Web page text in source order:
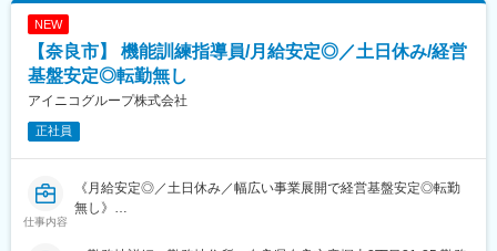
NEW
【奈良市】 機能訓練指導員/月給安定◎／土日休み/経営
基盤安定◎転勤無し
アイニコグループ株式会社
正社員
仕事内容
《月給安定◎／土日休み／幅広い事業展開で経営基盤安定◎転勤
無し》
■地域密着企業として貢献すべく2021年より奈良市内でデイサー